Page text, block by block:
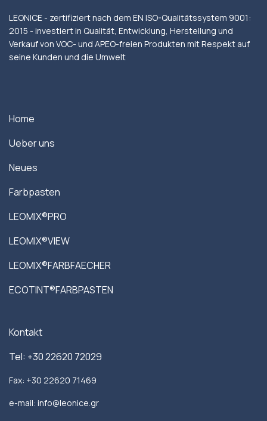
LEONICE - zertifiziert nach dem EN ISO-Qualitätssystem 9001:
2015 - investiert in Qualität, Entwicklung, Herstellung und
Verkauf von VOC- und APEO-freien Produkten mit Respekt auf
seine Kunden und die Umwelt
Home
Ueber uns
Neues
Farbpasten
LEOMIX®PRO
LEOMIX®VIEW
LEOMIX®FARBFAECHER
ECOTINT®FARBPASTEN
Kontakt
Tel: +30 22620 72029
Fax: +30 22620 71469
e-mail: info@leonice.gr